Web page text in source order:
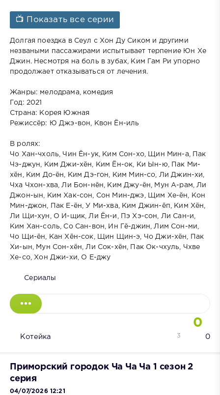
📺 Показать все серии
Долгая поездка в Сеул с Хон Ду Сиком и другими
незваными пассажирами испытывает терпение Юн Хе
Джин. Несмотря на боль в зубах, Ким Гам Ри упорно
продолжает отказываться от лечения.
Жанры: мелодрама, комедия
Год: 2021
Страна: Корея Южная
Режиссёр: Ю Джэ-вон, Квон Ён-иль
В ролях:
Чо Хан-чхоль, Чин Ён-ук, Ким Сон-хо, Щин Мин-а, Пак
Чэ-джун, Ким Джи-хён, Ким Ён-ок, Ки Ын-ю, Пак Ми-
хён, Ким До-ён, Ким Дэ-гон, Ким Мин-со, Ли Джин-хи,
Чха Чхон-хва, Ли Бон-нён, Ким Джу-ён, Мун А-рам, Ли
Джон-ын, Ким Хак-сон, Сон Мин-джэ, Щим Хе-ён, Кон
Мин-джон, Пак Е-ён, У Ми-хва, Ким Джин-ёп, Ким Хён,
Ли Щи-хун, О И-щик, Ли Ён-и, Пэ Хэ-сон, Ли Сан-и,
Ким Хан-соль, Со Сан-вон, Ин Гё-джин, Лим Сон-ми,
Чо Щи-ён, Кан Хён-сок, Щин Щин-э, Чо Джи-хён, Пак
Хи-ын, Мун Сон-хён, Ли Сок-хён, Пак Ок-чхуль, Чхве
Хе-со, Хон Джи-хи, О Е-джу
Сериалы
0
Котейка 0
3
Приморский городок Ча Ча Ча 1 сезон 2
серия
04/07/2026 12:21